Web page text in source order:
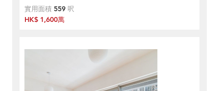
實用面積 559 呎
HK$ 1,600萬